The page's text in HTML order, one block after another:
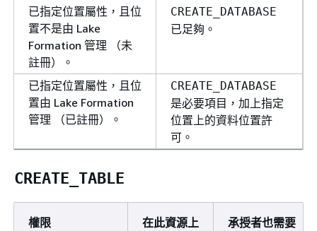
已指定位置屬性，且位
置不是由 Lake
Formation 管理 （未
註冊）。
CREATE_DATABASE
已足夠。
已指定位置屬性，且位
置由 Lake Formation
管理 （已註冊）。
CREATE_DATABASE
是必要項目，加上指定
位置上的資料位置許
可。
CREATE_TABLE
權限
在此資源上
承授者也需要